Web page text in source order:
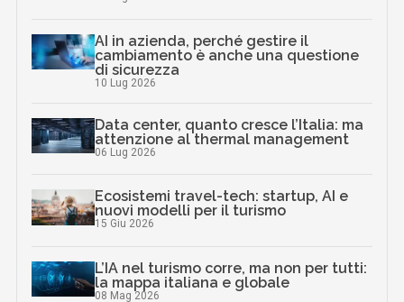
AI in azienda, perché gestire il
cambiamento è anche una questione
di sicurezza
10 Lug 2026
Data center, quanto cresce l’Italia: ma
attenzione al thermal management
06 Lug 2026
Ecosistemi travel-tech: startup, AI e
nuovi modelli per il turismo
15 Giu 2026
L’IA nel turismo corre, ma non per tutti:
la mappa italiana e globale
08 Mag 2026